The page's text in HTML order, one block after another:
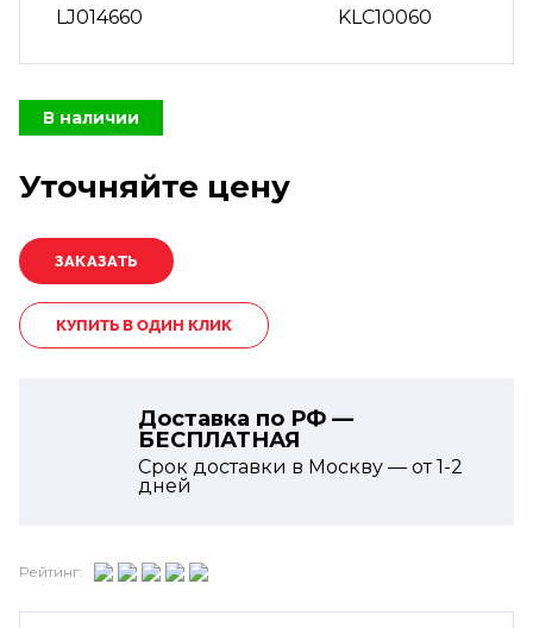
LJ014660 KLC10060
В наличии
Уточняйте цену
КУПИТЬ В ОДИН КЛИК
Доставка по РФ —
БЕСПЛАТНАЯ
Срок доставки в Москву — от1-2
дней
Рейтинг: